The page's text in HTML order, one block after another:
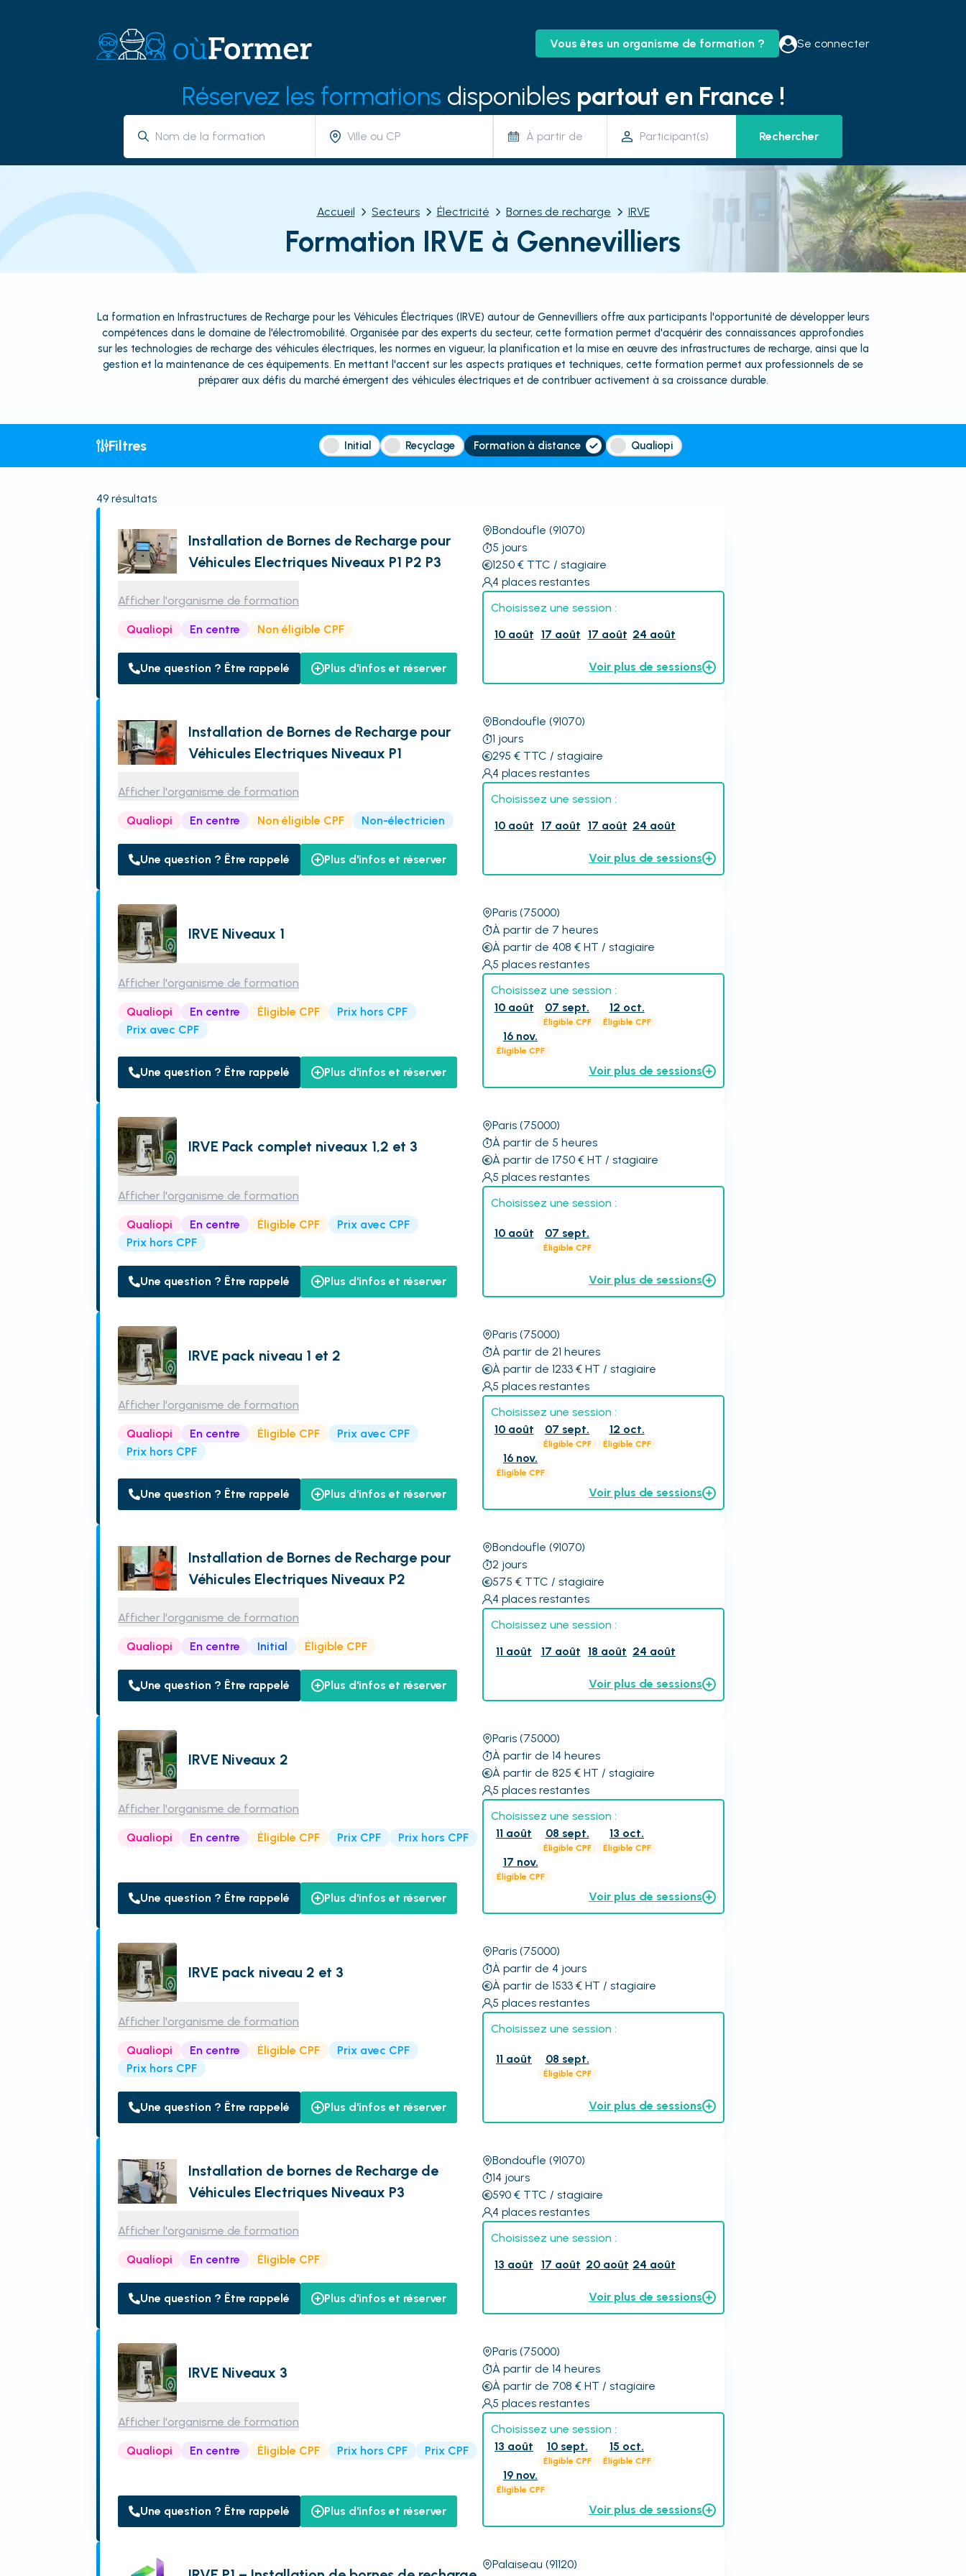
Vous êtes un organisme de formation ? Se connecter
Réservez les formations disponibles partout en France !
À partir de Rechercher
Accueil Secteurs Électricité Bornes de recharge IRVE
Formation IRVE à Gennevilliers
La formation en Infrastructures de Recharge pour les Véhicules Électriques (IRVE) autour de Gennevilliers offre aux participants l'opportunité de développer leurs
compétences dans le domaine de l'électromobilité. Organisée par des experts du secteur, cette formation permet d'acquérir des connaissances approfondies
sur les technologies de recharge des véhicules électriques, les normes en vigueur, la planification et la mise en œuvre des infrastructures de recharge, ainsi que la
gestion et la maintenance de ces équipements. En mettant l'accent sur les aspects pratiques et techniques, cette formation permet aux professionnels de se
préparer aux défis du marché émergent des véhicules électriques et de contribuer activement à sa croissance durable.
Filtres Initial Recyclage Formation à distance Qualiopi
49 résultats
Installation de Bornes de Recharge pour
Véhicules Electriques Niveaux P1 P2 P3
Afficher l'organisme de formation
Qualiopi En centre Non éligible CPF
Une question ? Être rappelé Plus d'infos et réserver
Bondoufle (91070)
5 jours
1250€ TTC / stagiaire
4 places restantes
Choisissez une session :
10 août 17 août 17 août 24 août
Voir plus de sessions
Installation de Bornes de Recharge pour
Véhicules Electriques Niveaux P1
Afficher l'organisme de formation
Qualiopi En centre Non éligible CPF Non-électricien
Une question ? Être rappelé Plus d'infos et réserver
Bondoufle (91070)
1 jours
295 € TTC / stagiaire
4 places restantes
Choisissez une session :
10 août 17 août 17 août 24 août
Voir plus de sessions
IRVE Niveaux 1
Afficher l'organisme de formation
Qualiopi En centre Éligible CPF
Prix hors CPF
Prix avec CPF
Une question ? Être rappelé Plus d'infos et réserver
Paris (75000)
À partir de 7 heures
À partir de 408 € HT / stagiaire
5 places restantes
Choisissez une session :
10 août
07 sept.
Éligible CPF
12 oct.
Éligible CPF
16 nov.
Éligible CPF
Voir plus de sessions
IRVE Pack complet niveaux 1,2 et 3
Afficher l'organisme de formation
Qualiopi En centre Éligible CPF
Prix avec CPF
Prix hors CPF
Une question ? Être rappelé Plus d'infos et réserver
Paris (75000)
À partir de 5 heures
À partir de 1750€ HT / stagiaire
5 places restantes
Choisissez une session :
10 août 07 sept.
Éligible CPF
Voir plus de sessions
IRVE pack niveau 1 et 2
Afficher l'organisme de formation
Qualiopi En centre Éligible CPF
Prix avec CPF
Prix hors CPF
Une question ? Être rappelé Plus d'infos et réserver
Paris (75000)
À partir de 21 heures
À partir de 1233€ HT / stagiaire
5 places restantes
Choisissez une session :
10 août
07 sept.
Éligible CPF
12 oct.
Éligible CPF
16 nov.
Éligible CPF
Voir plus de sessions
Installation de Bornes de Recharge pour
Véhicules Electriques Niveaux P2
Afficher l'organisme de formation
Qualiopi En centre Initial Éligible CPF
Une question ? Être rappelé Plus d'infos et réserver
Bondoufle (91070)
2 jours
575 € TTC / stagiaire
4 places restantes
Choisissez une session :
11 août
17 août 18 août 24 août
Voir plus de sessions
IRVE Niveaux 2
Afficher l'organisme de formation
Qualiopi En centre Éligible CPF Prix CPF Prix hors CPF
Une question ? Être rappelé Plus d'infos et réserver
Paris (75000)
À partir de 14 heures
À partir de 825 € HT / stagiaire
5 places restantes
Choisissez une session :
11 août
08 sept.
Éligible CPF
13 oct.
Éligible CPF
17 nov.
Éligible CPF
Voir plus de sessions
IRVE pack niveau 2 et 3
Afficher l'organisme de formation
Qualiopi En centre Éligible CPF
Prix avec CPF
Prix hors CPF
Une question ? Être rappelé Plus d'infos et réserver
Paris (75000)
À partir de 4 jours
À partir de 1533€ HT / stagiaire
5 places restantes
Choisissez une session :
11 août 08 sept.
Éligible CPF
Voir plus de sessions
Installation de bornes de Recharge de
Véhicules Electriques Niveaux P3
Afficher l'organisme de formation
Qualiopi En centre Éligible CPF
Une question ? Être rappelé Plus d'infos et réserver
Bondoufle (91070)
14 jours
590€ TTC / stagiaire
4 places restantes
Choisissez une session :
13 août
17 août 20 août 24 août
Voir plus de sessions
IRVE Niveaux 3
Afficher l'organisme de formation
Qualiopi En centre Éligible CPF Prix hors CPF Prix CPF
Une question ? Être rappelé Plus d'infos et réserver
Paris (75000)
À partir de 14 heures
À partir de 708 € HT / stagiaire
5 places restantes
Choisissez une session :
13 août
10 sept.
Éligible CPF
15 oct.
Éligible CPF
19 nov.
Éligible CPF
Voir plus de sessions
Palaiseau (91120)